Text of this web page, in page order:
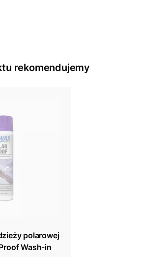
rekomendujemy
polarowej
Wash-in